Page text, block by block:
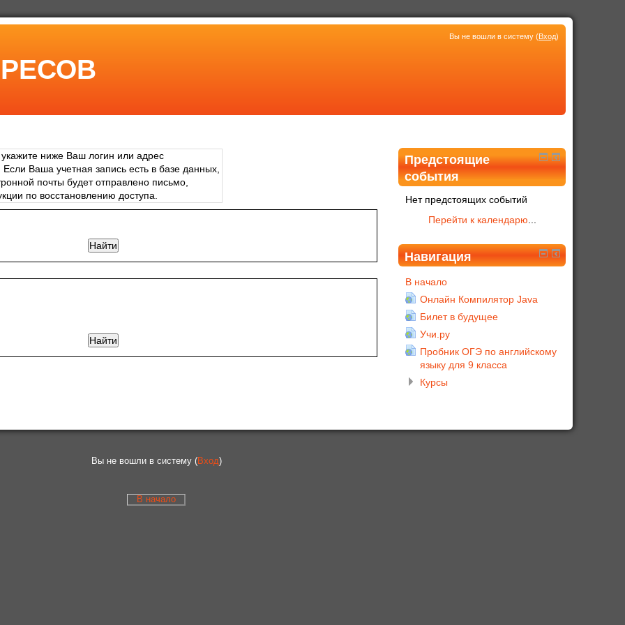
Вы не вошли в систему (Вход)
ниже Ваш логин или адрес
Ваша учетная запись есть в базе данных,
почты будет отправлено письмо,
по восстановлению доступа.
Предстоящие
события
Нет предстоящих событий
Перейти к календарю...
Навигация
В начало
Онлайн Компилятор Java
Билет в будущее
Учи.ру
Пробник ОГЭ по английскому
языку для 9 класса
Курсы
Вы не вошли в систему (Вход)
В начало